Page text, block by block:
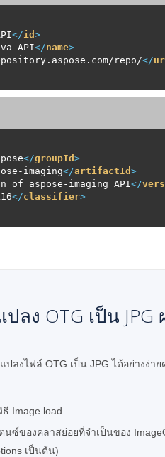
</id >
API</name>
repo/</
</groupId >
imaging</artifactId >
of aspose-imaging API</
</classifier>
ง OTG เป็น JPG
งไฟล์ OTG เป็น JPG ได้อย่างง่าย
Image.load
ซ์ของคลาสย่อยที่จำเป็นของ
เป็นต้น)